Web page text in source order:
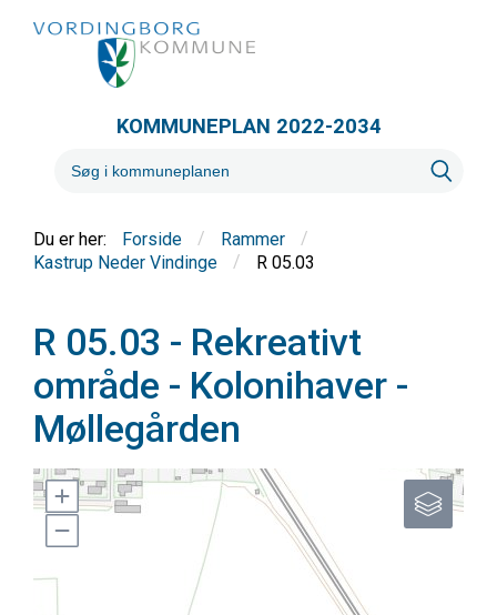
KOMMUNEPLAN 2022-2034
Forside / Rammer
/
Kastrup Neder Vindinge
/ R 05.03
R 05.03 - Rekreativt
område - Kolonihaver -
Møllegården